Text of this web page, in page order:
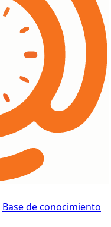
Base de conocimiento